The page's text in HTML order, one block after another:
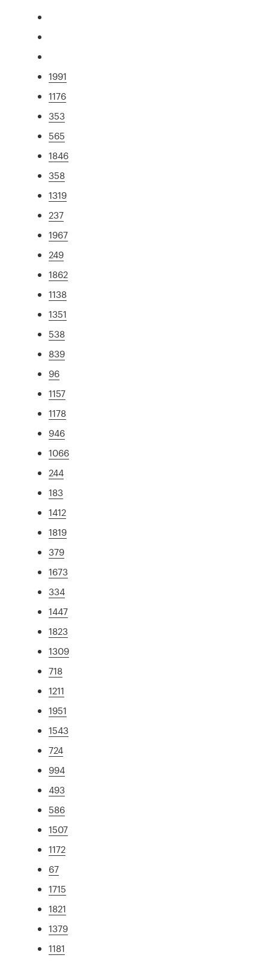
1991
1176
353
565
1846
358
1319
237
1967
249
1862
1138
1351
538
839
96
1157
1178
946
1066
244
183
1412
1819
379
1673
334
1447
1823
1309
718
1211
1951
1543
724
994
493
586
1507
1172
67
1715
1821
1379
1181